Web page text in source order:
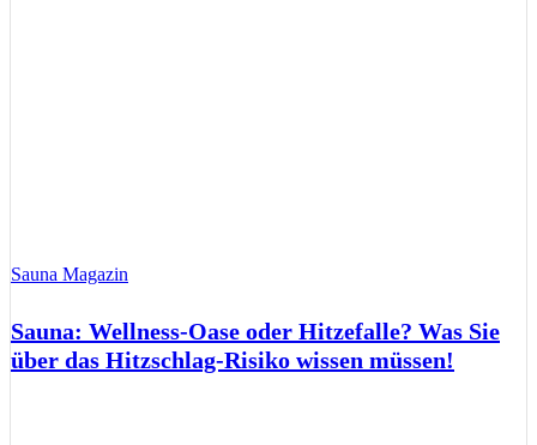
Sauna Magazin
Sauna: Wellness-Oase oder Hitzefalle? Was Sie
über das Hitzschlag-Risiko wissen müssen!